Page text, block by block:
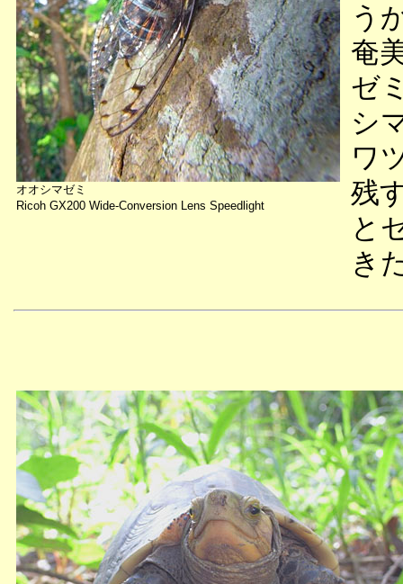
オオシマゼミ
Ricoh GX200 Wide-Conversion Lens Speedlight
う
奄
ゼ
シ
ワ
残
と
き